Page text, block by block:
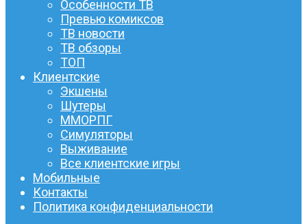
Особенности ТВ
Превью комиксов
ТВ новости
ТВ обзоры
ТОП
Клиентские
Экшены
Шутеры
ММОРПГ
Симуляторы
Выживание
Все клиентские игры
Мобильные
Контакты
Политика конфиденциальности